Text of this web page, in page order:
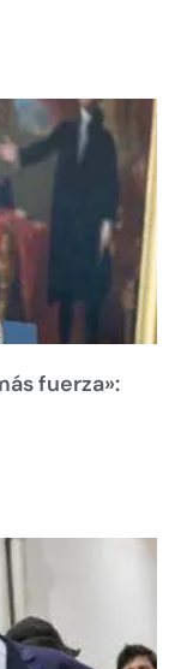
fuerza»: